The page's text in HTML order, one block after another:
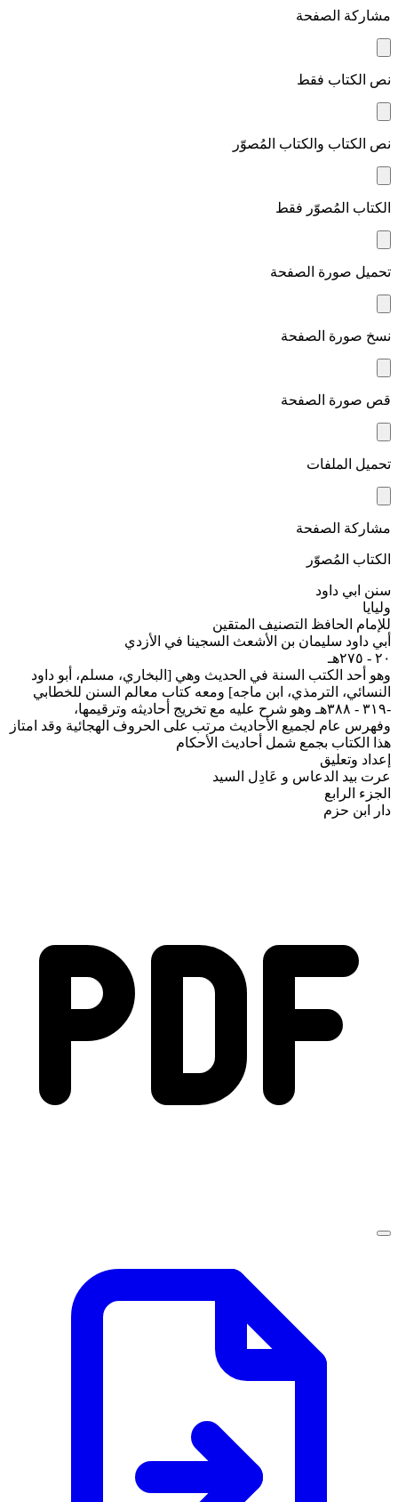
مشاركة الصفحة
نص الكتاب فقط
نص الكتاب والكتاب المُصوّر
الكتاب المُصوّر فقط
تحميل صورة الصفحة
نسخ صورة الصفحة
قص صورة الصفحة
تحميل الملفات
مشاركة الصفحة
الكتاب المُصوّر
سنن ابي داود
وليايا
للإمام الحافظ التصنيف المتقين
أبي داود سليمان بن الأشعث السجينا في الأزدي
٢٠ - ٢٧٥هـ
وهو أحد الكتب السنة في الحديث وهي [البخاري، مسلم، أبو داود
النسائي، الترمذي، ابن ماجه] ومعه كتاب معالم السنن للخطابي
-۳۱۹ - ۳۸۸هـ وهو شرح عليه مع تخريج أحاديثه وترقيمها،
وفهرس عام لجميع الأحاديث مرتب على الحروف الهجائية وقد امتاز
هذا الكتاب بجمع شمل أحاديث الأحكام
إعداد وتعليق
عرت بيد الدعاس و عَادِل السيد
الجزء الرابع
دار ابن حزم